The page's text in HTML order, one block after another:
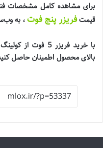
برای مشاهده کامل مشخصات
قیمتفریزر پنج فوت ، به
با خرید فریزر 5
بالای محصول اطمینان حاصل